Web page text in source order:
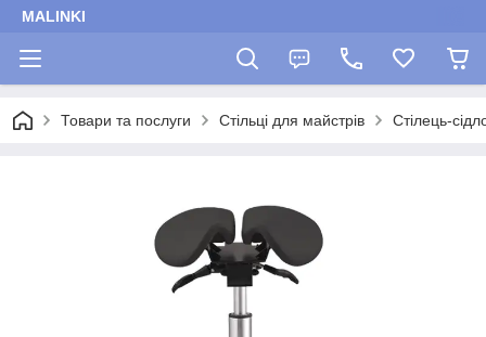
MALINKI
Товари та послуги Стільці для майстрів Стілець-